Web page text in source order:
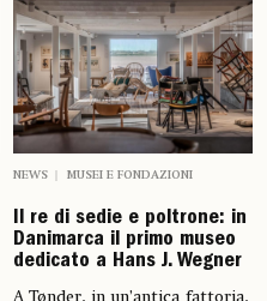
NEWS MUSEI E FONDAZIONI
Il re di sedie e poltrone: in
Danimarca il primo museo
dedicato a Hans J. Wegner
A Tønder, in un’antica fattoria,